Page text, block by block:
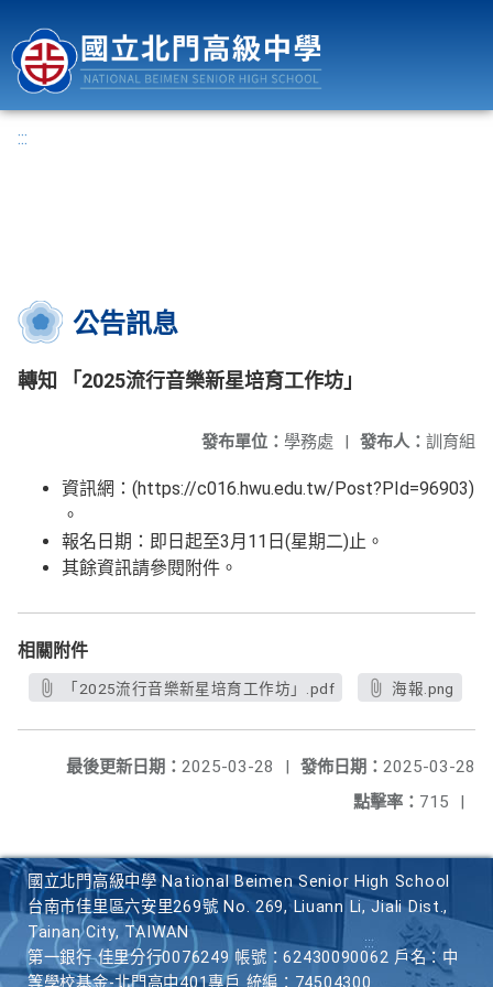
:::
公告訊息
轉知 「2025流行音樂新星培育工作坊」
發布人： 訓育組
發布單位： 學務處 |
資訊網：(https://c016.hwu.edu.tw/Post?PId=96903)
。
報名日期：即日起至3月11日(星期二)止。
其餘資訊請參閱附件。
相關附件
「2025流行音樂新星培育工作坊」.pdf 海報.png
發佈日期： 2025-03-28
最後更新日期： 2025-03-28
|
點擊率： 715 |
國立北門高級中學 National Beimen Senior High School
台南市佳里區六安里269號 No. 269, Liuann Li, Jiali Dist.,
Tainan City, TAIWAN
第一銀行 佳里分行0076249 帳號：62430090062 戶名：中
等學校基金-北門高中401專戶 統編：74504300